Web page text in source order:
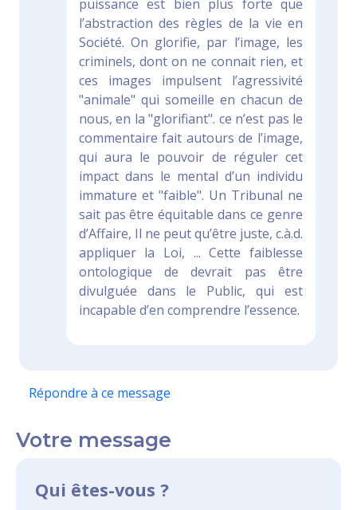
puissance est bien plus forte que
l’abstraction des règles de la vie en
Société. On glorifie, par l’image, les
criminels, dont on ne connait rien, et
ces images impulsent l’agressivité
"animale" qui someille en chacun de
nous, en la "glorifiant". ce n’est pas le
commentaire fait autours de l’image,
qui aura le pouvoir de réguler cet
impact dans le mental d’un individu
immature et "faible". Un Tribunal ne
sait pas être équitable dans ce genre
d’Affaire, Il ne peut qu’être juste, c.à.d.
appliquer la Loi, ... Cette faiblesse
ontologique de devrait pas être
divulguée dans le Public, qui est
incapable d’en comprendre l’essence.
Répondre à ce message
Votre message
Qui êtes-vous ?